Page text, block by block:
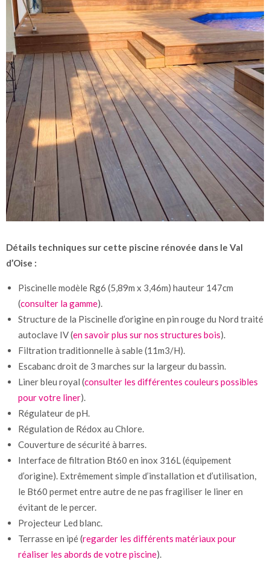
Détails techniques sur cette piscine rénovée dans le Val
d’Oise :
Piscinelle modèle Rg6 (5,89m x 3,46m) hauteur 147cm
(consulter la gamme).
Structure de la Piscinelle d’origine en pin rouge du Nord traité
autoclave IV (en savoir plus sur nos structures bois).
Filtration traditionnelle à sable (11m3/H).
Escabanc droit de 3 marches sur la largeur du bassin.
Liner bleu royal (consulter les différentes couleurs possibles
pour votre liner).
Régulateur de pH.
Régulation de Rédox au Chlore.
Couverture de sécurité à barres.
Interface de filtration Bt60 en inox 316L (équipement
d’origine). Extrêmement simple d’installation et d’utilisation,
le Bt60 permet entre autre de ne pas fragiliser le liner en
évitant de le percer.
Projecteur Led blanc.
Terrasse en ipé (regarder les différents matériaux pour
réaliser les abords de votre piscine).